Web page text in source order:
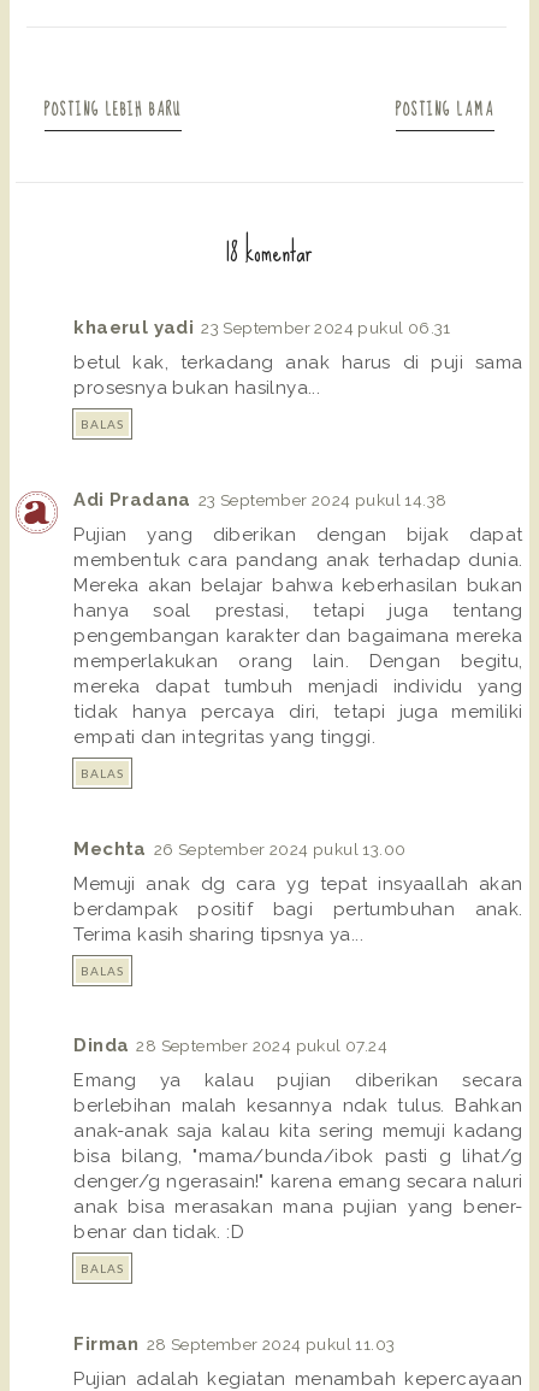
POSTING LEBIH BARU POSTING LAMA
18 komentar
khaerul yadi 23 September 2024 pukul 06.31
betul kak, terkadang anak harus di puji sama
prosesnya bukan hasilnya...
BALAS
Adi Pradana 23 September 2024 pukul 14.38
Pujian yang diberikan dengan bijak dapat
membentuk cara pandang anak terhadap dunia.
Mereka akan belajar bahwa keberhasilan bukan
hanya soal prestasi, tetapi juga tentang
pengembangan karakter dan bagaimana mereka
memperlakukan orang lain. Dengan begitu,
mereka dapat tumbuh menjadi individu yang
tidak hanya percaya diri, tetapi juga memiliki
empati dan integritas yang tinggi.
BALAS
Mechta 26 September 2024 pukul 13.00
Memuji anak dg cara yg tepat insyaallah akan
berdampak positif bagi pertumbuhan anak.
Terima kasih sharing tipsnya ya...
BALAS
Dinda 28 September 2024 pukul 07.24
Emang ya kalau pujian diberikan secara
berlebihan malah kesannya ndak tulus. Bahkan
anak-anak saja kalau kita sering memuji kadang
bisa bilang, "mama/bunda/ibok pasti g lihat/g
denger/g ngerasain!" karena emang secara naluri
anak bisa merasakan mana pujian yang bener-
benar dan tidak. :D
BALAS
Firman 28 September 2024 pukul 11.03
Pujian adalah kegiatan menambah kepercayaan